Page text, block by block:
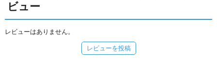
ビュー
レビューはありません。
レビューを投稿